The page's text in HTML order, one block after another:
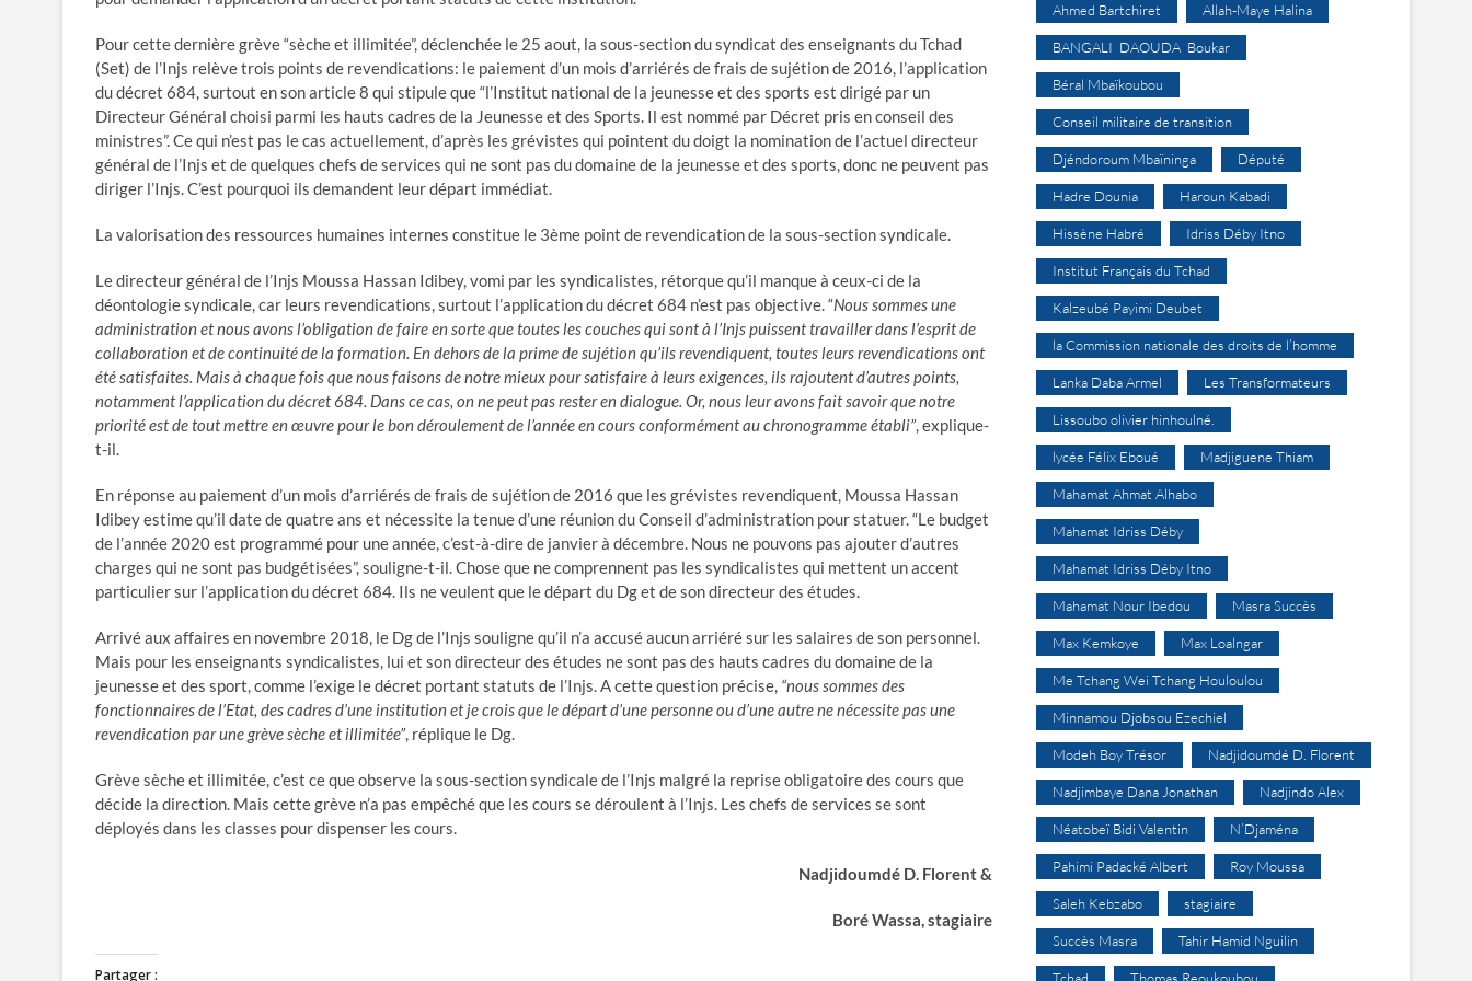
Pour cette dernière grève “sèche et illimitée”, déclenchée le 25 aout, la sous-section du syndicat des enseignants du Tchad
(Set) de l’Injs relève trois points de revendications: le paiement d’un mois d’arriérés de frais de sujétion de 2016, l’application
du décret 684, surtout en son article 8 qui stipule que “l’Institut national de la jeunesse et des sports est dirigé par un
Directeur Général choisi parmi les hauts cadres de la Jeunesse et des Sports. Il est nommé par Décret pris en conseil des
ministres”. Ce qui n’est pas le cas actuellement, d’après les grévistes qui pointent du doigt la nomination de l’actuel directeur
général de l’Injs et de quelques chefs de services qui ne sont pas du domaine de la jeunesse et des sports, donc ne peuvent pas
diriger l’Injs. C’est pourquoi ils demandent leur départ immédiat.
La valorisation des ressources humaines internes constitue le 3ème point de revendication de la sous-section syndicale.
Le directeur général de l’Injs Moussa Hassan Idibey, vomi par les syndicalistes, rétorque qu’il manque à ceux-ci de la
déontologie syndicale, car leurs revendications, surtout l’application du décret 684 n’est pas objective. “Nous sommes une
administration et nous avons l’obligation de faire en sorte que toutes les couches qui sont à l’Injs puissent travailler dans l’esprit de
collaboration et de continuité de la formation. En dehors de la prime de sujétion qu’ils revendiquent, toutes leurs revendications ont
été satisfaites. Mais à chaque fois que nous faisons de notre mieux pour satisfaire à leurs exigences, ils rajoutent d’autres points,
notamment l’application du décret 684. Dans ce cas, on ne peut pas rester en dialogue. Or, nous leur avons fait savoir que notre
priorité est de tout mettre en œuvre pour le bon déroulement de l’année en cours conformément au chronogramme établi”, explique-
t-il.
En réponse au paiement d’un mois d’arriérés de frais de sujétion de 2016 que les grévistes revendiquent, Moussa Hassan
Idibey estime qu’il date de quatre ans et nécessite la tenue d’une réunion du Conseil d’administration pour statuer. “Le budget
de l’année 2020 est programmé pour une année, c’est-à-dire de janvier à décembre. Nous ne pouvons pas ajouter d’autres
charges qui ne sont pas budgétisées”, souligne-t-il. Chose que ne comprennent pas les syndicalistes qui mettent un accent
particulier sur l’application du décret 684. Ils ne veulent que le départ du Dg et de son directeur des études.
Arrivé aux affaires en novembre 2018, le Dg de l’Injs souligne qu’il n’a accusé aucun arriéré sur les salaires de son personnel.
Mais pour les enseignants syndicalistes, lui et son directeur des études ne sont pas des hauts cadres du domaine de la
jeunesse et des sport, comme l’exige le décret portant statuts de l’Injs. A cette question précise, “nous sommes des
fonctionnaires de l’Etat, des cadres d’une institution et je crois que le départ d’une personne ou d’une autre ne nécessite pas une
revendication par une grève sèche et illimitée”, réplique le Dg.
Grève sèche et illimitée, c’est ce que observe la sous-section syndicale de l’Injs malgré la reprise obligatoire des cours que
décide la direction. Mais cette grève n’a pas empêché que les cours se déroulent à l’Injs. Les chefs de services se sont
déployés dans les classes pour dispenser les cours.
Nadjidoumdé D. Florent &
Boré Wassa, stagiaire
Partager :
Ahmed Bartchiret Allah-Maye Halina
BANGALI DAOUDA Boukar
Béral Mbaïkoubou
Conseil militaire de transition
Djéndoroum Mbaïninga Député
Hadre Dounia Haroun Kabadi
Hissène Habré Idriss Déby Itno
Institut Français du Tchad
Kalzeubé Payimi Deubet
la Commission nationale des droits de l’homme
Lanka Daba Armel Les Transformateurs
Lissoubo olivier hinhoulné.
lycée Félix Eboué Madjiguene Thiam
Mahamat Ahmat Alhabo
Mahamat Idriss Déby
Mahamat Idriss Déby Itno
Mahamat Nour Ibedou Masra Succès
Max Kemkoye Max Loalngar
Me Tchang Wei Tchang Houloulou
Minnamou Djobsou Ezechiel
Modeh Boy Trésor Nadjidoumdé D. Florent
Nadjimbaye Dana Jonathan Nadjindo Alex
Néatobeï Bidi Valentin N’Djaména
Pahimi Padacké Albert Roy Moussa
Saleh Kebzabo stagiaire
Succès Masra Tahir Hamid Nguilin